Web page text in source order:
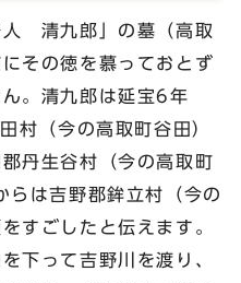
人 清九郎」の墓（高取
その徳を慕っておとず
。清九郎は延宝6年
村（今の高取町谷田）
丹生谷村（今の高取町
は吉野郡鉾立村（今の
すごしたと伝えます。
下って吉野川を渡り、